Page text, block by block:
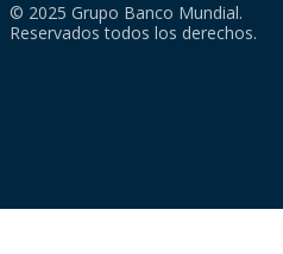
© 2025 Grupo Banco Mundial.
Reservados todos los derechos.